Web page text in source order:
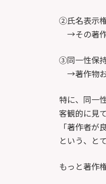
②氏名表示
→その著作
③同一性保
→著作物お
特に、同一
客観的に見
「著作者が
という、と
もっと著作